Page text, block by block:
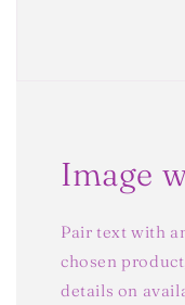
Image
Pair text with
chosen
details on